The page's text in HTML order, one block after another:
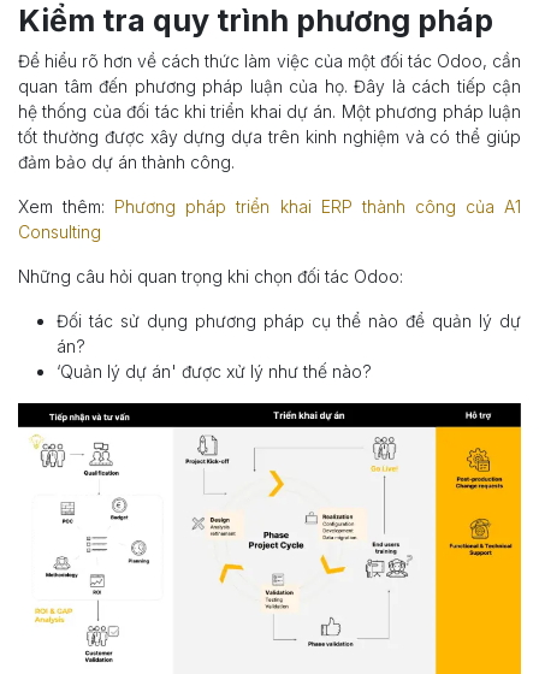
Kiểm tra quy trình phương pháp
Để hiểu rõ hơn về cách thức làm việc của một đối tác Odoo, cần
quan tâm đến phương pháp luận của họ. Đây là cách tiếp cận
hệ thống của đối tác khi triển khai dự án. Một phương pháp luận
tốt thường được xây dựng dựa trên kinh nghiệm và có thể giúp
đảm bảo dự án thành công.
Xem thêm: Phương pháp triển khai ERP thành công của A1
Consulting
Những câu hỏi quan trọng khi chọn đối tác Odoo:
Đối tác sử dụng phương pháp cụ thể nào để quản lý dự
án?
‘Quản lý dự án' được xử lý như thế nào?